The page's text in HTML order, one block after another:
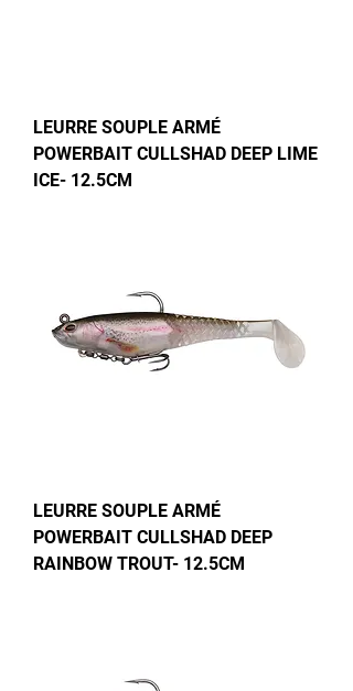
LEURRE SOUPLE ARMÉ
POWERBAIT CULLSHAD DEEP LIME
ICE- 12.5CM
LEURRE SOUPLE ARMÉ
POWERBAIT CULLSHAD DEEP
RAINBOW TROUT- 12.5CM